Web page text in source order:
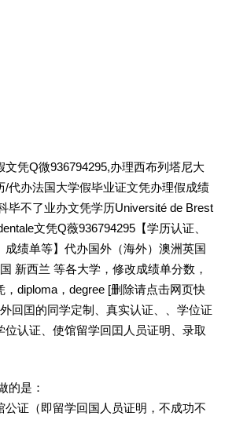
文凭Q微936794295,办理西布列塔尼大
/代办法国大学假毕业证文凭办理假成绩
毕不了业办文凭学历Université de Brest
文凭Q薇936794295【学历认证、
成绩单等】代办国外（海外）澳洲英国
新西兰 等各大学，修改成绩单分数，
，diploma，degree [删除请点击网页快
回囯的同学定制、真实认证、、学位证
位认证、使馆留学回囯人员证明、录取
的是：
证（即留学回国人员证明，不成功不